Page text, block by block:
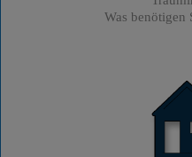
Was benötigen